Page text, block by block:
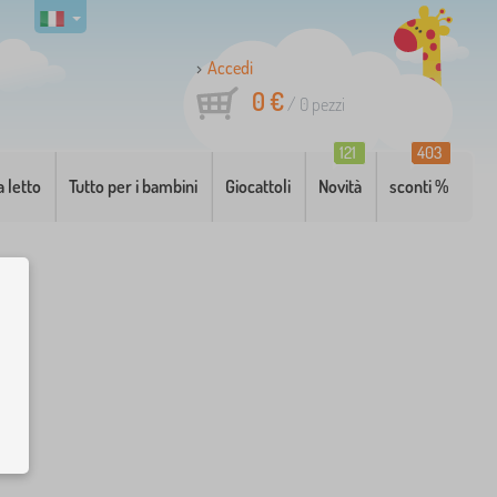
Accedi
0 €/ 0 pezzi
letto Tutto per i bambini Giocattoli Novità
121
sconti %
403